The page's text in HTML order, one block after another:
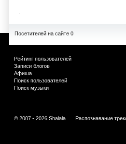
Посетителей на сайте 0
Рейтинг пользователей
Записи блогов
Афиша
Поиск пользователей
Поиск музыки
© 2007 - 2026 Shalala Распознавание